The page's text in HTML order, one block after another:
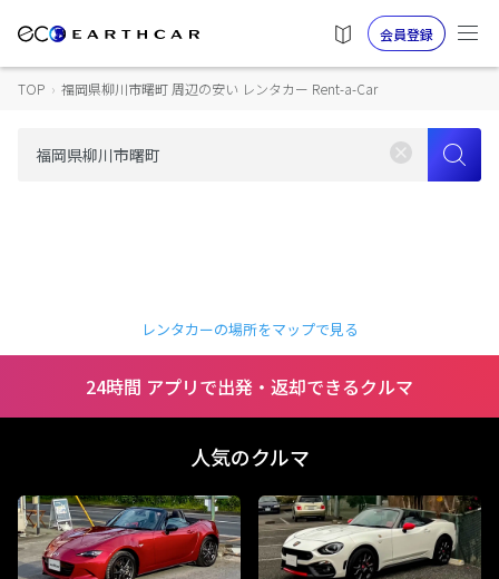
会員登録
TOP › 福岡県柳川市曙町 周辺の安い レンタカー Rent-a-Car
レンタカーの場所をマップで見る
24時間 アプリで出発・返却できるクルマ
人気のクルマ